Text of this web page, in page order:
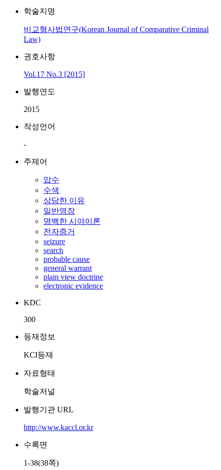
학술지명
비교형사법연구(Korean Journal of Comparative Criminal
Law)
권호사항
Vol.17 No.3 [2015]
발행연도
2015
작성언어
-
주제어
압수
수색
상당한 이유
일반영장
명백한 시야이론
전자증거
seizure
search
probable cause
general warrant
plain view doctrine
electronic evidence
KDC
300
등재정보
KCI등재
자료형태
학술저널
발행기관 URL
http://www.kaccl.or.kr
수록면
1-38(38쪽)